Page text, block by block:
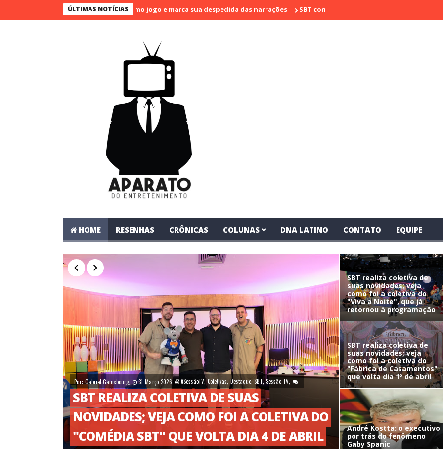
ÚLTIMAS NOTÍCIAS
Galvão Bueno narra o último jogo e marca sua despedida das narrações SBT conquista a vice liderança com "Bake Off Brasil"
HOME RESENHAS CRÔNICAS COLUNAS DNA LATINO CONTATO EQUIPE
Por:Gabriel Gainsbourg, 31 Março 2026 #SessãoTV ,Coletivas Destaque,SBT ,Sessão TV,
SBT REALIZA COLETIVA DE SUAS
NOVIDADES; VEJA COMO FOI A COLETIVA DO
"COMÉDIA SBT" QUE VOLTA DIA 4 DE ABRIL
SBT realiza coletiva de
suas novidades; veja
como foi a coletiva do
"Viva a Noite", que já
retornou à programação
SBT realiza coletiva de
suas novidades; veja
como foi a coletiva do
"Fábrica de Casamentos"
que volta dia 1º de abril
André Kostta: o executivo
por trás do fenômeno
Gaby Spanic